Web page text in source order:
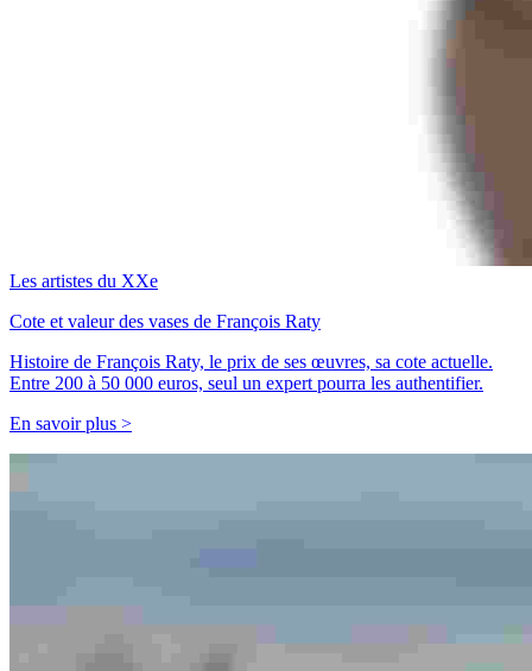
Les artistes du XXe
Cote et valeur des vases de François Raty
Histoire de François Raty, le prix de ses œuvres, sa cote actuelle.
Entre 200 à 50 000 euros, seul un expert pourra les authentifier.
En savoir plus >